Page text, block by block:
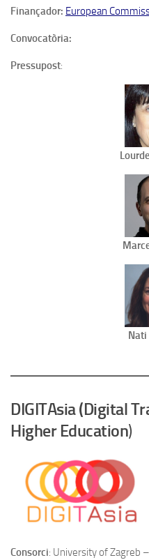
Finançador: European
Convocatòria:
Pressupost:
Nati
DIGITAsia (Digital
Higher Education)
Consorci: University of Zagreb